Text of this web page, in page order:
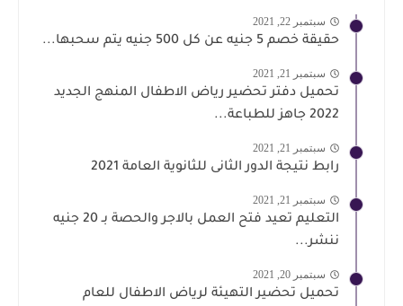
سبتمبر 22, 2021
حقيقة خصم 5 جنيه عن كل 500 جنيه يتم سحبها...
سبتمبر 21, 2021
تحميل دفتر تحضير رياض الاطفال المنهج الجديد
2022 جاهز للطباعة...
سبتمبر 21, 2021
رابط نتيجة الدور الثانى للثانوية العامة 2021
سبتمبر 21, 2021
التعليم تعيد فتح العمل بالاجر والحصة بـ 20 جنيه
ننشر...
سبتمبر 20, 2021
تحميل تحضير التهيئة لرياض الاطفال للعام